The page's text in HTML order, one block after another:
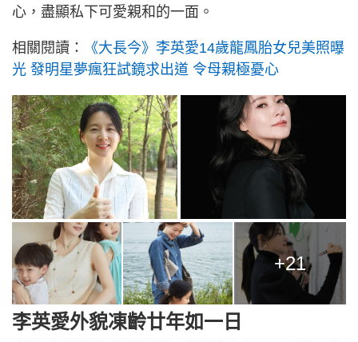
心，盡顯私下可愛親和的一面。
相關閱讀：
《大長今》李英愛14歲龍鳳胎女兒美照曝
光 發明星夢瘋狂試鏡求出道 令母親極憂心
+21
李英愛外貌凍齡廿年如一日